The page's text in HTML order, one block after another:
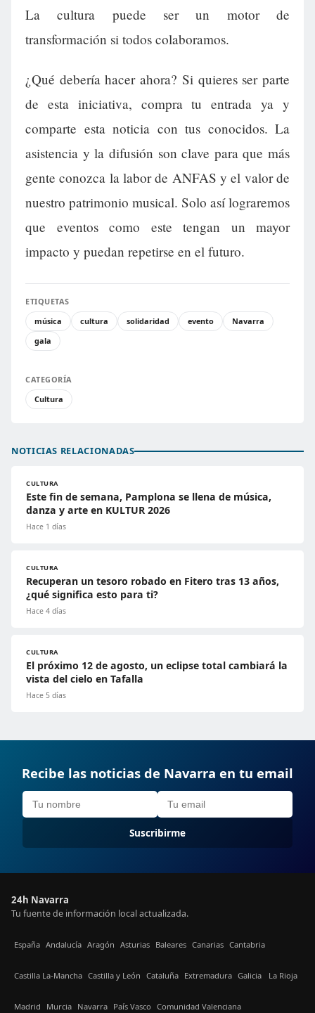
La cultura puede ser un motor de
transformación si todos colaboramos.
¿Qué debería hacer ahora? Si quieres ser parte
de esta iniciativa, compra tu entrada ya y
comparte esta noticia con tus conocidos. La
asistencia y la difusión son clave para que más
gente conozca la labor de ANFAS y el valor de
nuestro patrimonio musical. Solo así lograremos
que eventos como este tengan un mayor
impacto y puedan repetirse en el futuro.
ETIQUETAS
música
cultura solidaridad evento
Navarra
gala
CATEGORÍA
Cultura
NOTICIAS RELACIONADAS
CULTURA
Este fin de semana, Pamplona se llena de música,
danza y arte en KULTUR 2026
Hace 1 días
CULTURA
Recuperan un tesoro robado en Fitero tras 13 años,
¿qué significa esto para ti?
Hace 4 días
CULTURA
El próximo 12 de agosto, un eclipse total cambiará la
vista del cielo en Tafalla
Hace 5 días
Recibe las noticias de Navarra en tu email
Suscribirme
24h Navarra
Tu fuente de información local actualizada.
España Andalucía Aragón Asturias Baleares Canarias Cantabria
Castilla La-Mancha Castilla y León Cataluña Extremadura Galicia La Rioja
Madrid Murcia Navarra País Vasco Comunidad Valenciana